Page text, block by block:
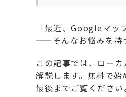
「最近、Googleマッ
——そんなお悩みを持
この記事では、ロー
解説します。無料で
最後までご覧ください。